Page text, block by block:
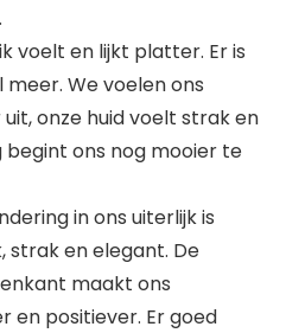
voelt en lijkt platter. Er is
We voelen ons
onze huid voelt strak en
begint ons nog mooier te
in ons uiterlijk is
strak en elegant. De
maakt ons
en positiever. Er goed